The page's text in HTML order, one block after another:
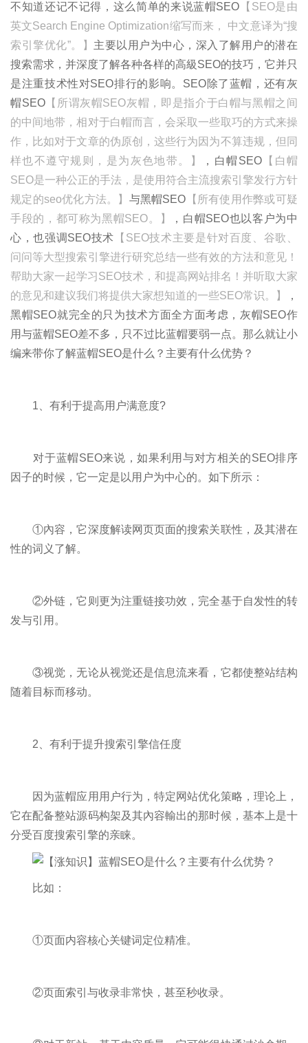
不知道还记不记得，这么简单的来说蓝帽SEO 【SEO是由
英文Search Engine Optimization缩写而来， 中文意译为“搜
索引擎优化”。】 主要以用户为中心，深入了解用户的潜在
搜索需求，并深度了解各种各样的高級SEO的技巧，它并只
是注重技术性对SEO排行的影响。SEO除了蓝帽，还有灰
帽SEO【所谓灰帽SEO灰帽，即是指介于白帽与黑帽之间
的中间地带，相对于白帽而言，会采取一些取巧的方式来操
作，比如对于文章的伪原创，这些行为因为不算违规，但同
样也不遵守规则，是为灰色地带。】
，白帽SEO【白帽
SEO是一种公正的手法，是使用符合主流搜索引擎发行方针
规定的seo优化方法。】 与黑帽SEO 【所有使用作弊或可疑
手段的，都可称为黑帽SEO。】
，白帽SEO也以客户为中
心，也强调SEO技术 【SEO技术主要是针对百度、谷歌、
问问等大型搜索引擎进行研究总结一些有效的方法和意见！
帮助大家一起学习SEO技术，和提高网站排名！并听取大家
的意见和建议我们将提供大家想知道的一些SEO常识。】
，
黑帽SEO就完全的只为技术方面全方面考虑，灰帽SEO作
用与蓝帽SEO差不多，只不过比蓝帽要弱一点。那么就让小
编来带你了解蓝帽SEO是什么？主要有什么优势？
1、有利于提高用户满意度?
对于蓝帽SEO来说，如果利用与对方相关的SEO排序
因子的时候，它一定是以用户为中心的。如下所示：
①內容，它深度解读网页页面的搜索关联性，及其潜在
性的词义了解。
②外链，它则更为注重链接功效，完全基于自发性的转
发与引用。
③视觉，无论从视觉还是信息流来看，它都使整站结构
随着目标而移动。
2、有利于提升搜索引擎信任度
因为蓝帽应用用户行为，特定网站优化策略，理论上，
它在配备整站源码构架及其內容輸出的那时候，基本上是十
分受百度搜索引擎的亲睐。
比如：
①页面内容核心关键词定位精准。
②页面索引与收录非常快，甚至秒收录。